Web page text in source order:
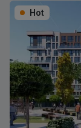
Hot